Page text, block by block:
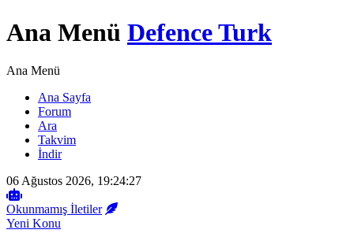
Ana Menü Defence Turk
Ana Menü
Ana Sayfa
Forum
Ara
Takvim
İndir
06 Ağustos 2026, 19:24:27
Okunmamış İletiler
Yeni Konu